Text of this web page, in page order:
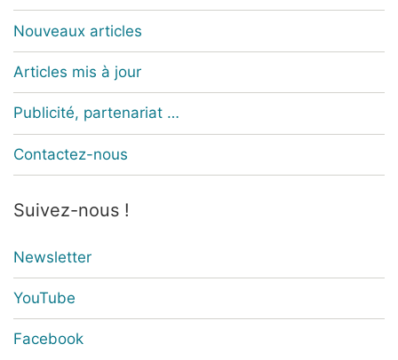
Nouveaux articles
Articles mis à jour
Publicité, partenariat …
Contactez-nous
Suivez-nous !
Newsletter
YouTube
Facebook